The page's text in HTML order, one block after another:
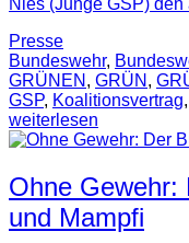
Presse
Bundeswehr,
GRÜNEN , GRÜN ,
GSP, Koalitionsvertrag,
weiterlesen
Ohne Gewehr:
und Mampfi